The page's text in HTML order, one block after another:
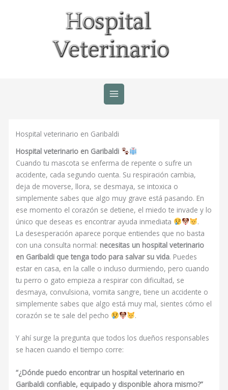
Hospital veterinario en Garibaldi
Hospital veterinario en Garibaldi
Cuando tu mascota se enferma de repente o sufre un
accidente, cada segundo cuenta. Su respiración cambia,
deja de moverse, llora, se desmaya, se intoxica o
simplemente sabes que algo muy grave está pasando. En
ese momento el corazón se detiene, el miedo te invade y lo
único que deseas es encontrar ayuda inmediata
.
La desesperación aparece porque entiendes que no basta
con una consulta normal: necesitas un hospital veterinario
en Garibaldi que tenga todo para salvar su vida. Puedes
estar en casa, en la calle o incluso durmiendo, pero cuando
tu perro o gato empieza a respirar con dificultad, se
desmaya, convulsiona, vomita sangre, tiene un accidente o
simplemente sabes que algo está muy mal, sientes cómo el
corazón se te sale del pecho
.
Y ahí surge la pregunta que todos los dueños responsables
se hacen cuando el tiempo corre:
“¿Dónde puedo encontrar un hospital veterinario en
Garibaldi confiable, equipado y disponible ahora mismo?”